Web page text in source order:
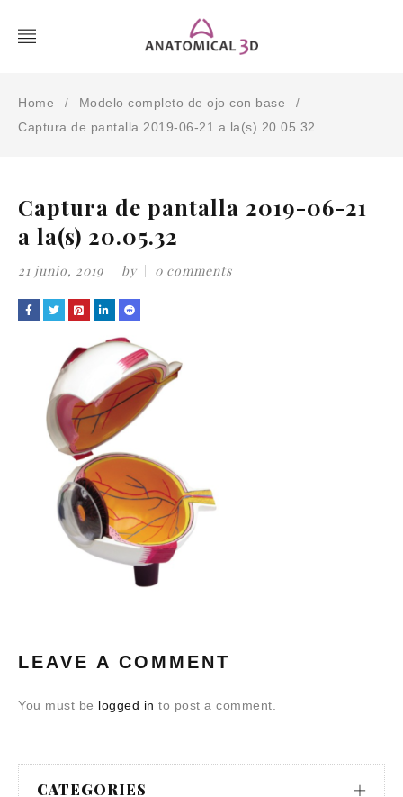
Home / Modelo completo de ojo con base /
Captura de pantalla 2019-06-21 a la(s) 20.05.32
Captura de pantalla 2019-06-21
a la(s) 20.05.32
21 junio, 2019 by 0 comments
LEAVE A COMMENT
You must be logged in to post a comment.
CATEGORIES